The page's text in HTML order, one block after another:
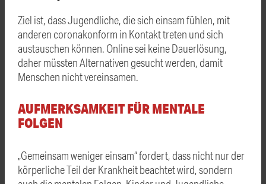
Ziel ist, dass Jugendliche, die sich einsam fühlen, mit
anderen coronakonform in Kontakt treten und sich
austauschen können. Online sei keine Dauerlösung,
daher müssten Alternativen gesucht werden, damit
Menschen nicht vereinsamen.
AUFMERKSAMKEIT FÜR MENTALE
FOLGEN
„Gemeinsam weniger einsam“ fordert, dass nicht nur der
körperliche Teil der Krankheit beachtet wird, sondern